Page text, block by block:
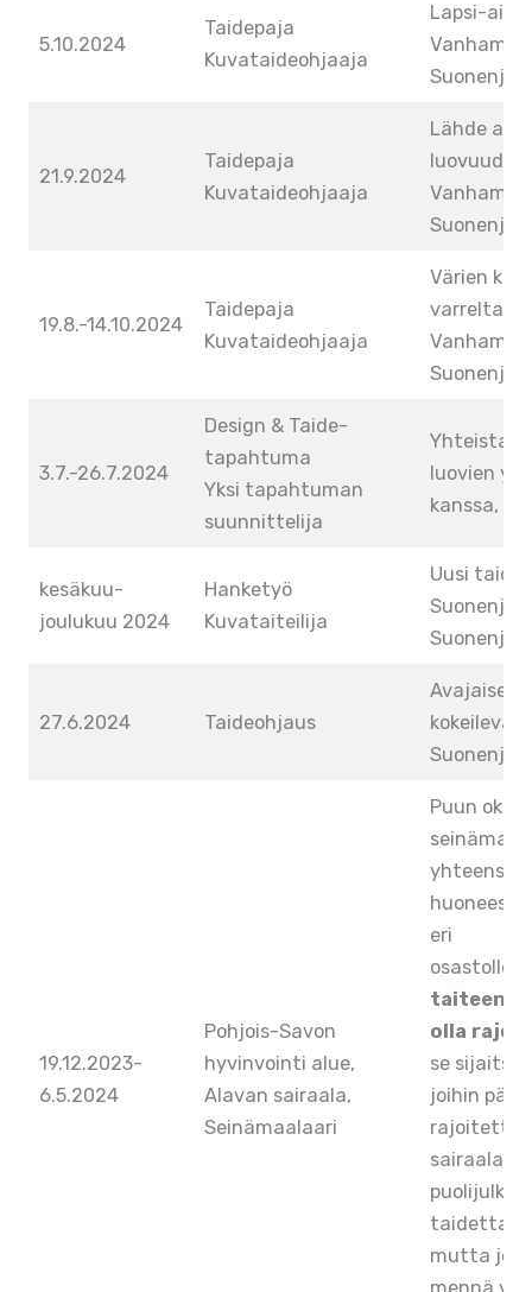
5.10.2024
Taidepaja
Kuvataideohjaaja
Lapsi-
Suonenjoki
21.9.2024
Taidepaja
Kuvataideohjaaja
Lähde
Suonenjoki
19.8.-14.10.2024
Taidepaja
Kuvataideohjaaja
Värien
varrelta-
Suonenjoki
3.7.-26.7.2024
Design & Taide-
tapahtuma
Yksi tapahtuman
suunnittelija
luovien
kanssa,
kesäkuu-
joulukuu 2024
Hanketyö
Kuvataiteilija
Uusi
Suonenjoki
27.6.2024 Taideohjaus
Avajaiset
Suonenjoki
19.12.2023-
6.5.2024
Pohjois-Savon
hyvinvointi alue,
Alavan sairaala,
Seinämaalaari
Puun
yhteensä
eri
osastolle.
taiteen
olla
se
joihin
rajoitettu.
sairaalat
taidetta
mutta